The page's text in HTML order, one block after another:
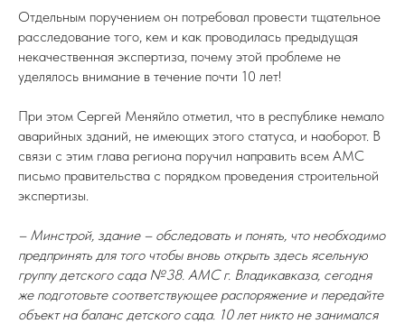
Отдельным поручением он потребовал провести тщательное
расследование того, кем и как проводилась предыдущая
некачественная экспертиза, почему этой проблеме не
уделялось внимание в течение почти 10 лет!
При этом Сергей Меняйло отметил, что в республике немало
аварийных зданий, не имеющих этого статуса, и наоборот. В
связи с этим глава региона поручил направить всем АМС
письмо правительства с порядком проведения строительной
экспертизы.
– Минстрой, здание – обследовать и понять, что необходимо
предпринять для того чтобы вновь открыть здесь ясельную
группу детского сада №38. АМС г. Владикавказа, сегодня
же подготовьте соответствующее распоряжение и передайте
объект на баланс детского сада. 10 лет никто не занимался